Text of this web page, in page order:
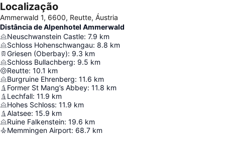
Localização
Ammerwald 1, 6600, Reutte, Áustria
Distância de Alpenhotel Ammerwald
Neuschwanstein Castle: 7.9 km
Schloss Hohenschwangau: 8.8 km
Griesen (Oberbay): 9.3 km
Schloss Bullachberg: 9.5 km
Reutte: 10.1 km
Burgruine Ehrenberg: 11.6 km
Former St Mang’s Abbey: 11.8 km
Lechfall: 11.9 km
Hohes Schloss: 11.9 km
Alatsee: 15.9 km
Ruine Falkenstein: 19.6 km
Memmingen Airport: 68.7 km